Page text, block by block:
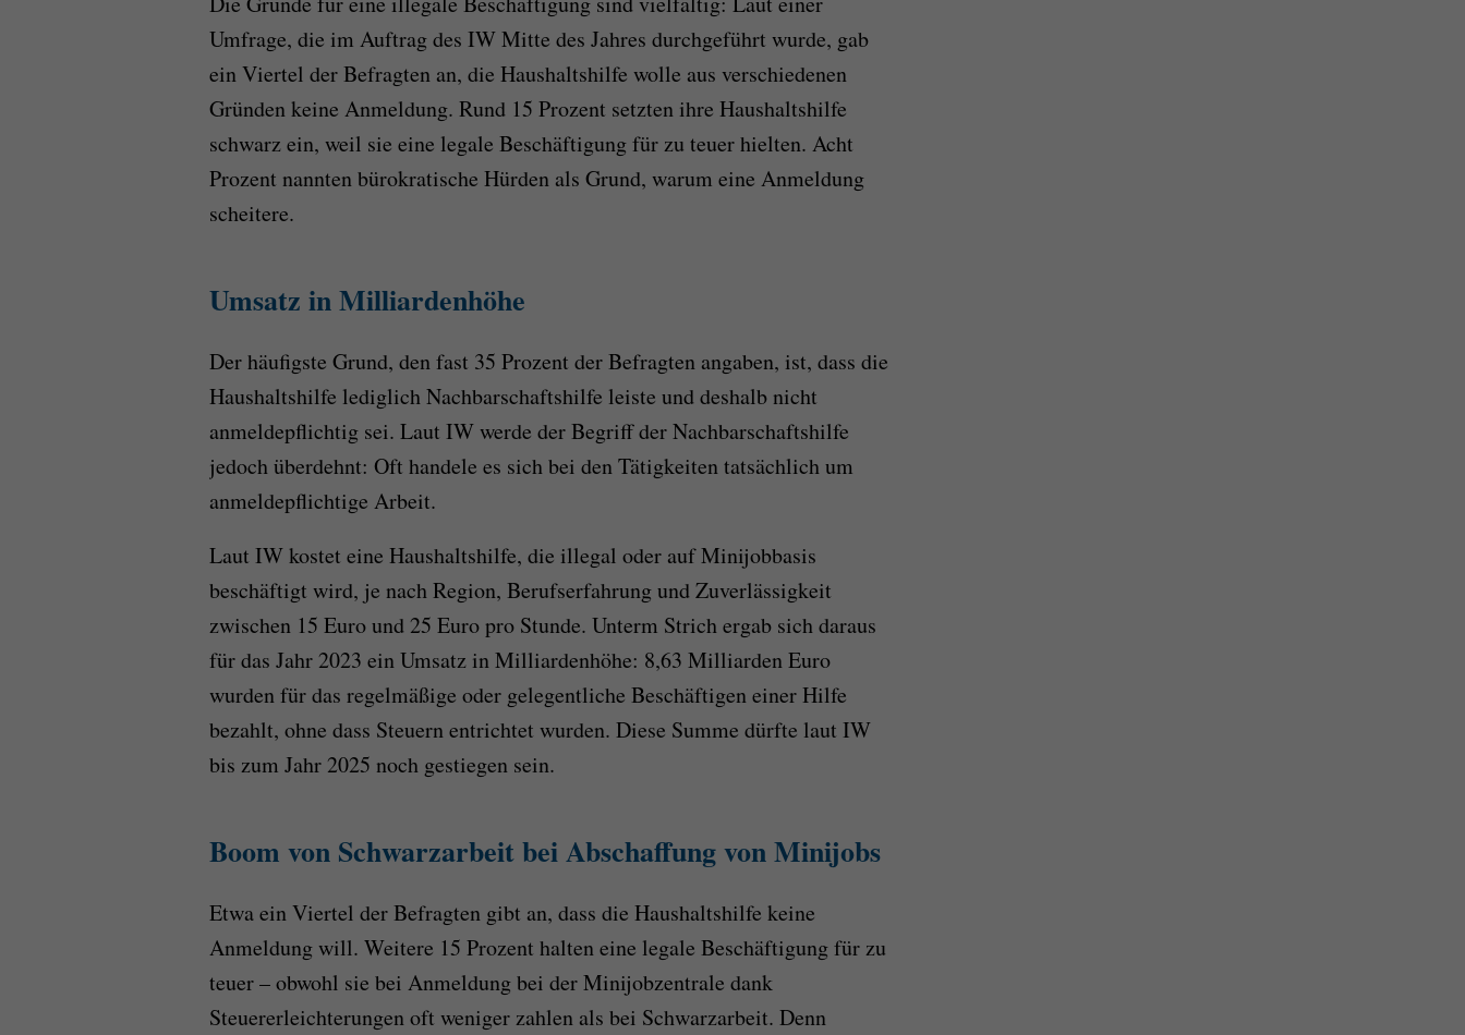
Umfrage, die im Auftrag des IW Mitte des Jahres durchgeführt wurde, gab
ein Viertel der Befragten an, die Haushaltshilfe wolle aus verschiedenen
Gründen keine Anmeldung. Rund 15 Prozent setzten ihre Haushaltshilfe
schwarz ein, weil sie eine legale Beschäftigung für zu teuer hielten. Acht
Prozent nannten bürokratische Hürden als Grund, warum eine Anmeldung
scheitere.
Umsatz in Milliardenhöhe
Der häufigste Grund, den fast 35 Prozent der Befragten angaben, ist, dass die
Haushaltshilfe lediglich Nachbarschaftshilfe leiste und deshalb nicht
anmeldepflichtig sei. Laut IW werde der Begriff der Nachbarschaftshilfe
jedoch überdehnt: Oft handele es sich bei den Tätigkeiten tatsächlich um
anmeldepflichtige Arbeit.
Laut IW kostet eine Haushaltshilfe, die illegal oder auf Minijobbasis
beschäftigt wird, je nach Region, Berufserfahrung und Zuverlässigkeit
zwischen 15 Euro und 25 Euro pro Stunde. Unterm Strich ergab sich daraus
für das Jahr 2023 ein Umsatz in Milliardenhöhe: 8,63 Milliarden Euro
wurden für das regelmäßige oder gelegentliche Beschäftigen einer Hilfe
bezahlt, ohne dass Steuern entrichtet wurden. Diese Summe dürfte laut IW
bis zum Jahr 2025 noch gestiegen sein.
Boom von Schwarzarbeit bei Abschaffung von Minijobs
Etwa ein Viertel der Befragten gibt an, dass die Haushaltshilfe keine
Anmeldung will. Weitere 15 Prozent halten eine legale Beschäftigung für zu
teuer – obwohl sie bei Anmeldung bei der Minijobzentrale dank
Steuererleichterungen oft weniger zahlen als bei Schwarzarbeit. Denn